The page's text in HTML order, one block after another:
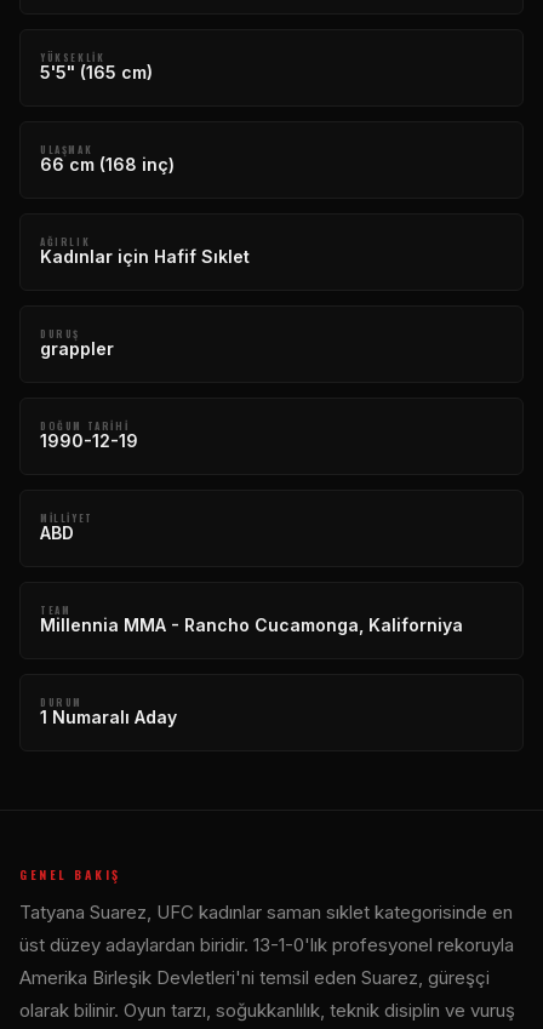
YÜKSEKLIK
5'5" (165 cm)
ULAŞMAK
66 cm (168 inç)
AĞIRLIK
Kadınlar için Hafif Sıklet
DURUŞ
grappler
DOĞUM TARIHI
1990-12-19
MILLIYET
ABD
TEAM
Millennia MMA - Rancho Cucamonga, Kaliforniya
DURUM
1 Numaralı Aday
GENEL BAKIŞ
Tatyana Suarez, UFC kadınlar saman sıklet kategorisinde en
üst düzey adaylardan biridir. 13-1-0'lık profesyonel rekoruyla
Amerika Birleşik Devletleri'ni temsil eden Suarez, güreşçi
olarak bilinir. Oyun tarzı, soğukkanlılık, teknik disiplin ve vuruş